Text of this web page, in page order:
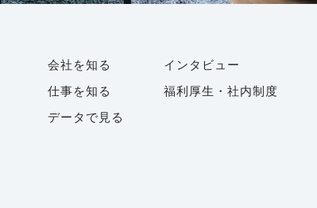
会社を知る
仕事を知る
データで見る
インタビュー
福利厚生・社内制度